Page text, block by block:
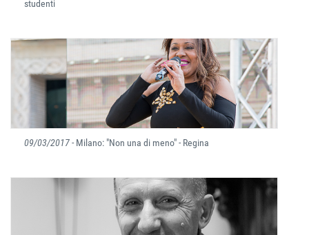
studenti
09/03/2017- Milano: "Non una di meno" - Regina